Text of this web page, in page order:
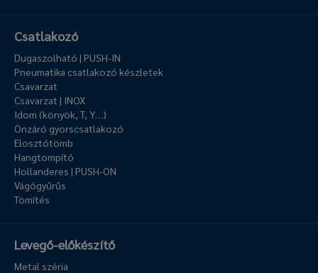
Csatlakozó
Dugaszolható | PUSH-IN
Pneumatika csatlakozó készletek
Csavarzat
Csavarzat | INOX
Idom (könyök, T, Y…)
Önzáró gyorscsatlakozó
Elosztótömb
Hangtompító
Hollanderes | PUSH-ON
Vágógyűrűs
Tömítés
Levegő-előkészítő
Metal széria